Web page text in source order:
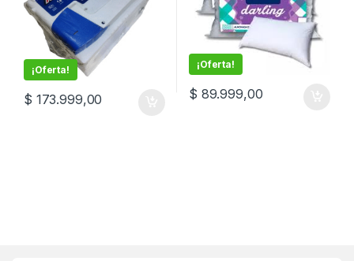
¡Oferta!
$ 173.999,00
¡Oferta!
$ 89.999,00